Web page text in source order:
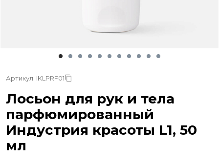
Артикул: IKLPRF01
Лосьон для рук и тела
парфюмированный
Индустрия красоты L1, 50
мл